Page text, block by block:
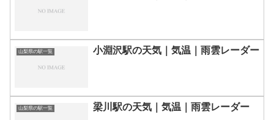
山梨県の駅一覧 小淵沢駅の天気｜気温｜雨雲レーダー
山梨県の駅一覧 梁川駅の天気｜気温｜雨雲レーダー